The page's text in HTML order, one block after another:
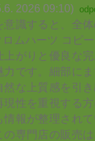
2026 09:10)
識すると、全
ムハーツ コピ
がりと優良な
です。細部に
な上質感を引
性を重視する
報が整理され
専門店の販売